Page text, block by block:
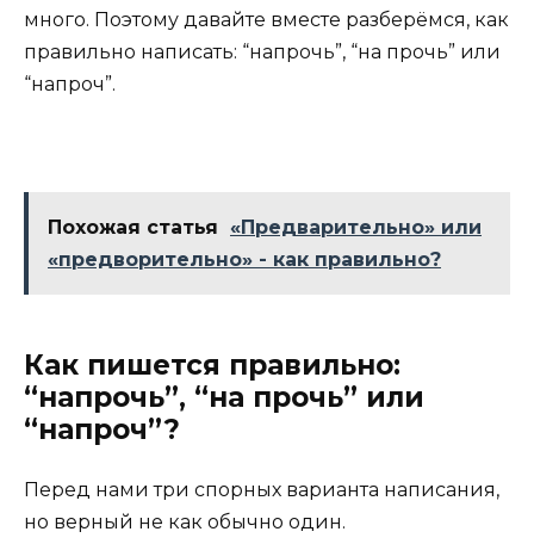
много. Поэтому давайте вместе разберёмся, как
правильно написать: “напрочь”, “на прочь” или
“напроч”.
Похожая статья
«Предварительно» или
«предворительно» - как правильно?
Как пишется правильно:
“напрочь”, “на прочь” или
“напроч”?
Перед нами три спорных варианта написания,
но верный не как обычно один.